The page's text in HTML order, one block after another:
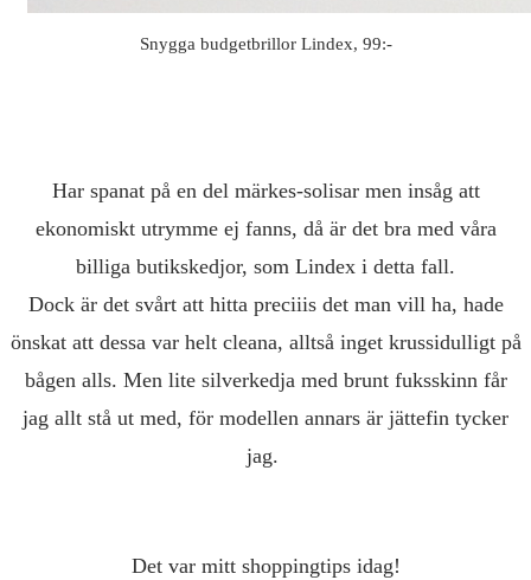
Snygga budgetbrillor Lindex, 99:-
Har spanat på en del märkes-solisar men insåg att
ekonomiskt utrymme ej fanns, då är det bra med våra
billiga butikskedjor, som Lindex i detta fall.
Dock är det svårt att hitta preciiis det man vill ha, hade
önskat att dessa var helt cleana, alltså inget krussidulligt på
bågen alls. Men lite silverkedja med brunt fuksskinn får
jag allt stå ut med, för modellen annars är jättefin tycker
jag.
Det var mitt shoppingtips idag!